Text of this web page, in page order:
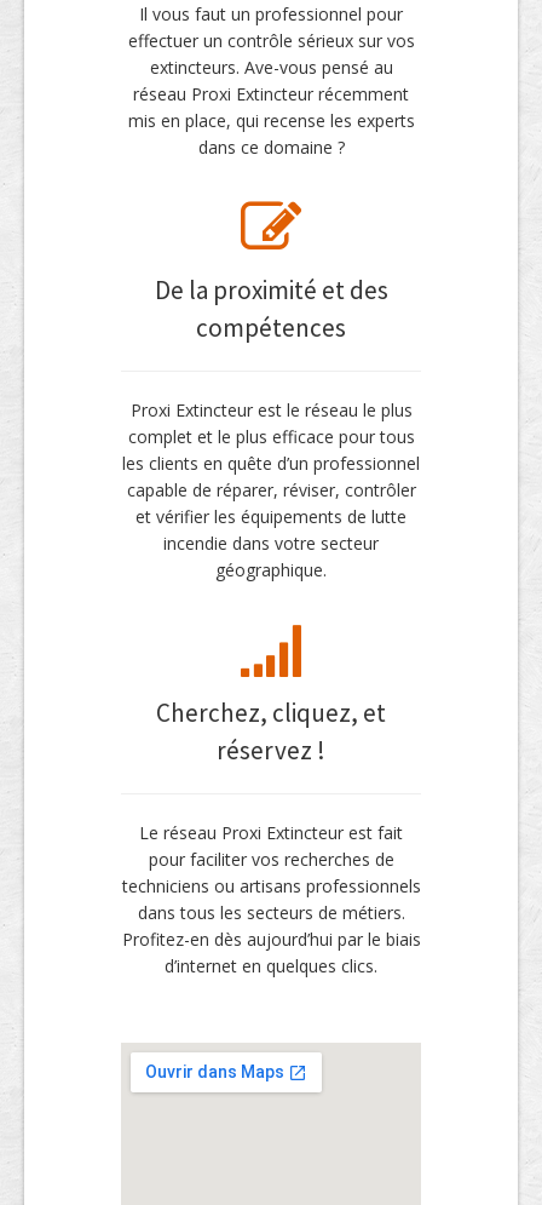
Il vous faut un professionnel pour
effectuer un contrôle sérieux sur vos
extincteurs. Ave-vous pensé au
réseau Proxi Extincteur récemment
mis en place, qui recense les experts
dans ce domaine ?
De la proximité et des
compétences
Proxi Extincteur est le réseau le plus
complet et le plus efficace pour tous
les clients en quête d’un professionnel
capable de réparer, réviser, contrôler
et vérifier les équipements de lutte
incendie dans votre secteur
géographique.
Cherchez, cliquez, et
réservez !
Le réseau Proxi Extincteur est fait
pour faciliter vos recherches de
techniciens ou artisans professionnels
dans tous les secteurs de métiers.
Profitez-en dès aujourd’hui par le biais
d’internet en quelques clics.